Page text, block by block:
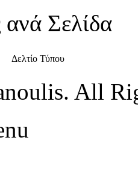
Σελίδα
Δελτίο Τύπου
All